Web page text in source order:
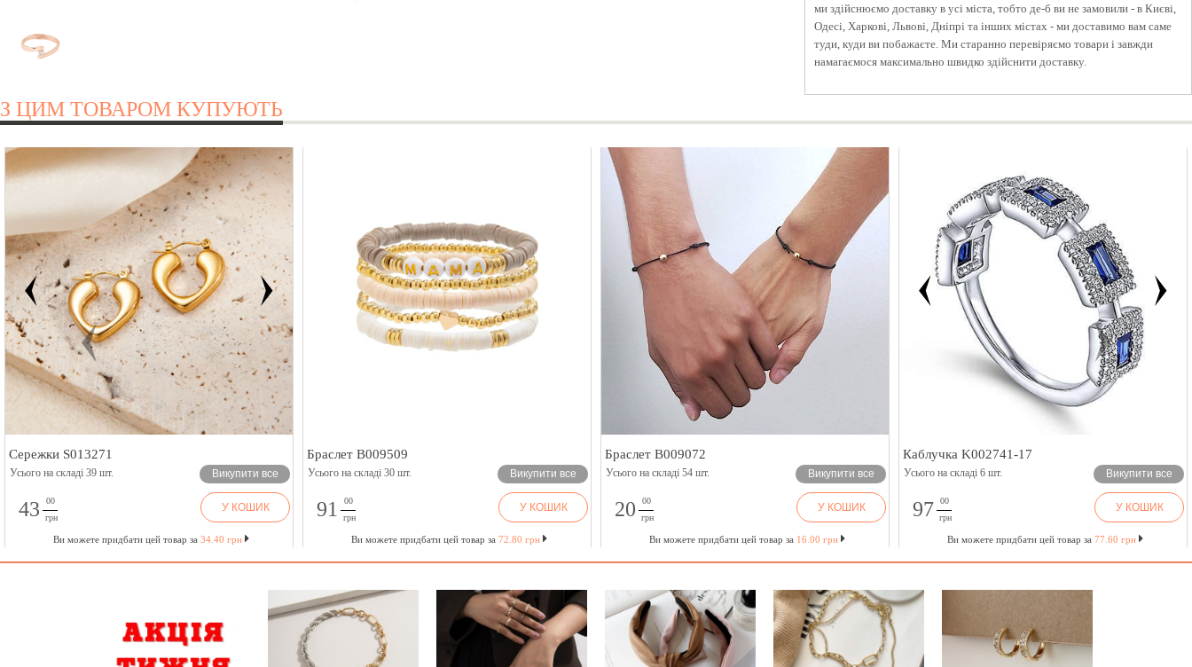
ми здійснюємо доставку в усі міста, тобто де-б ви не замовили - в Києві,
Одесі, Харкові, Львові, Дніпрі та інших містах - ми доставимо вам саме
туди, куди ви побажаєте. Ми старанно перевіряємо товари і завжди
намагаємося максимально швидко здійснити доставку.
З ЦИМ ТОВАРОМ КУПУЮТЬ
Сережки S013271
Усього на складі 39 шт. Викупити все
43
00
грн
У КОШИК
Ви можете придбати цей товар за 34.40 грн
Браслет B009509
Усього на складі 30 шт. Викупити все
91
00
грн
У КОШИК
Ви можете придбати цей товар за 72.80 грн
Браслет B009072
Усього на складі 54 шт. Викупити все
20
00
грн
У КОШИК
Ви можете придбати цей товар за 16.00 грн
Каблучка K002741-17
Усього на складі 6 шт. Викупити все
97
00
грн
У КОШИК
Ви можете придбати цей товар за 77.60 грн